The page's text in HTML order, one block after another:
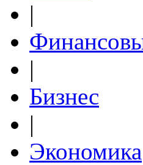
|
|
Бизнес
|
Экономика